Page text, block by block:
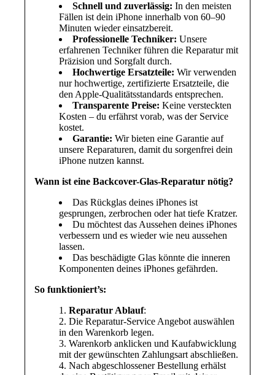
Schnell und zuverlässig: In den meisten
Fällen ist dein iPhone innerhalb von 60–90
Minuten wieder einsatzbereit.
Professionelle Techniker: Unsere
erfahrenen Techniker führen die Reparatur mit
Präzision und Sorgfalt durch.
Hochwertige Ersatzteile: Wir verwenden
nur hochwertige, zertifizierte Ersatzteile, die
den Apple-Qualitätsstandards entsprechen.
Transparente Preise: Keine versteckten
Kosten – du erfährst vorab, was der Service
kostet.
Garantie: Wir bieten eine Garantie auf
unsere Reparaturen, damit du sorgenfrei dein
iPhone nutzen kannst.
Wann ist eine Backcover-Glas-Reparatur nötig?
Das Rückglas deines iPhones ist
gesprungen, zerbrochen oder hat tiefe Kratzer.
Du möchtest das Aussehen deines iPhones
verbessern und es wieder wie neu aussehen
lassen.
Das beschädigte Glas könnte die inneren
Komponenten deines iPhones gefährden.
So funktioniert’s:
Reparatur Ablauf:
Die Reparatur-Service Angebot auswählen
in den Warenkorb legen.
Warenkorb anklicken und Kaufabwicklung
mit der gewünschten Zahlungsart abschließen.
Nach abgeschlossener Bestellung erhälst